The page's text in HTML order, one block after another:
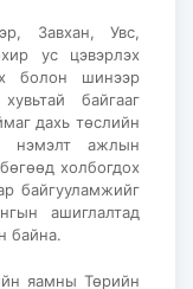
Завхан, Увс,
ус цэвэрлэх
болон шинээр
байгааг
дахь төслийн
нэмэлт ажлын
холбогдох
байгууламжийг
ашиглалтад
байна.
яамны Төрийн